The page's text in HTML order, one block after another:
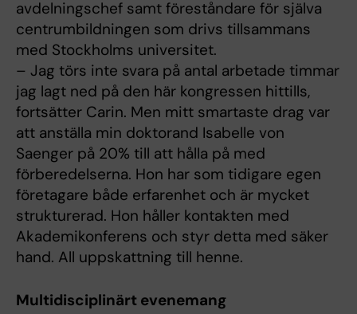
avdelningschef samt föreståndare för själva
centrumbildningen som drivs tillsammans
med Stockholms universitet.
– Jag törs inte svara på antal arbetade timmar
jag lagt ned på den här kongressen hittills,
fortsätter Carin. Men mitt smartaste drag var
att anställa min doktorand Isabelle von
Saenger på 20% till att hålla på med
förberedelserna. Hon har som tidigare egen
företagare både erfarenhet och är mycket
strukturerad. Hon håller kontakten med
Akademikonferens och styr detta med säker
hand. All uppskattning till henne.
Multidisciplinärt evenemang